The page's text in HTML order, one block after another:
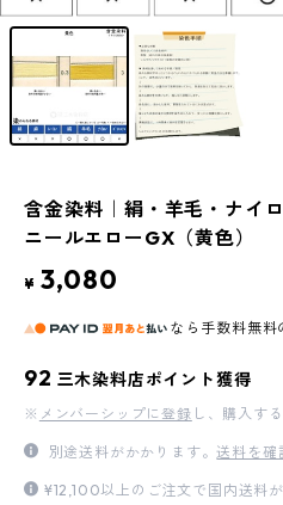
含金染料｜絹・羊毛・ナイ
ニールエローGX（黄色）
¥ 3,080
なら 手数料無料
92 三木染料店ポイント獲得
※ メンバーシップに登録 し、購入す
別途送料がかかります。送料を確
¥12,100以上のご注文で国内送料